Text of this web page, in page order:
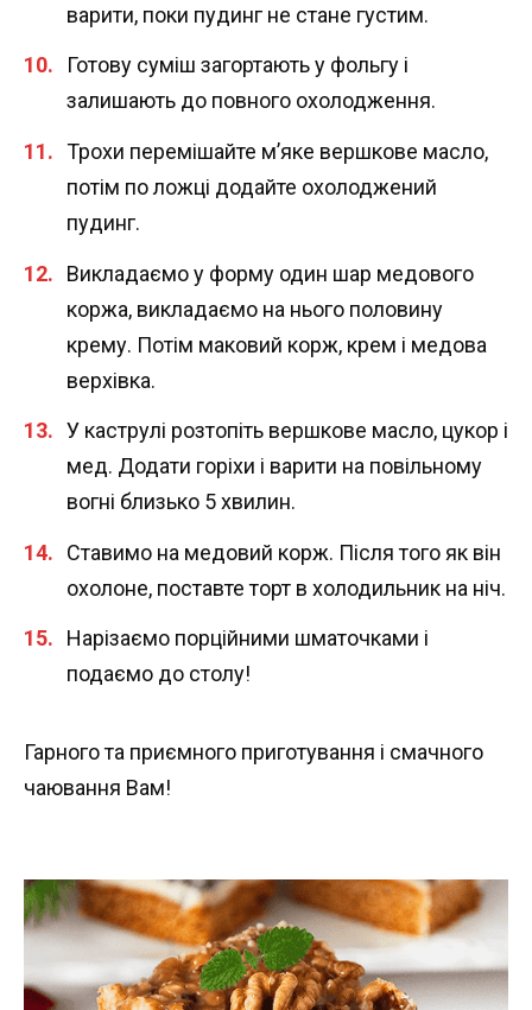
варити, поки пудинг не стане густим.
Готову суміш загортають у фольгу і
залишають до повного охолодження.
Трохи перемішайте м’яке вершкове масло,
потім по ложці додайте охолоджений
пудинг.
Викладаємо у форму один шар медового
коржа, викладаємо на нього половину
крему. Потім маковий корж, крем і медова
верхівка.
У каструлі розтопіть вершкове масло, цукор і
мед. Додати горіхи і варити на повільному
вогні близько 5 хвилин.
Ставимо на медовий корж. Після того як він
охолоне, поставте торт в холодильник на ніч.
Нарізаємо порційними шматочками і
подаємо до столу!
Гарного та приємного приготування і смачного
чаювання Вам!